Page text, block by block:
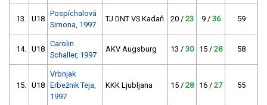
13. U18
Pospíchalová
Simona, 1997
TJ DNT VS Kadaň 20 / 23 9 / 36 59
14. U18
Carolin
Schaller, 1997
AKV Augsburg 13 / 30 15 / 28 58
15. U18
Vrbnjak
Erbežnik Teja,
1997
KKK Ljubljana 15 / 28 16 / 27 55